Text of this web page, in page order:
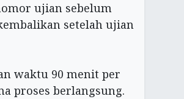
ujian sebelum
setelah ujian
waktu 90 menit per
proses berlangsung.